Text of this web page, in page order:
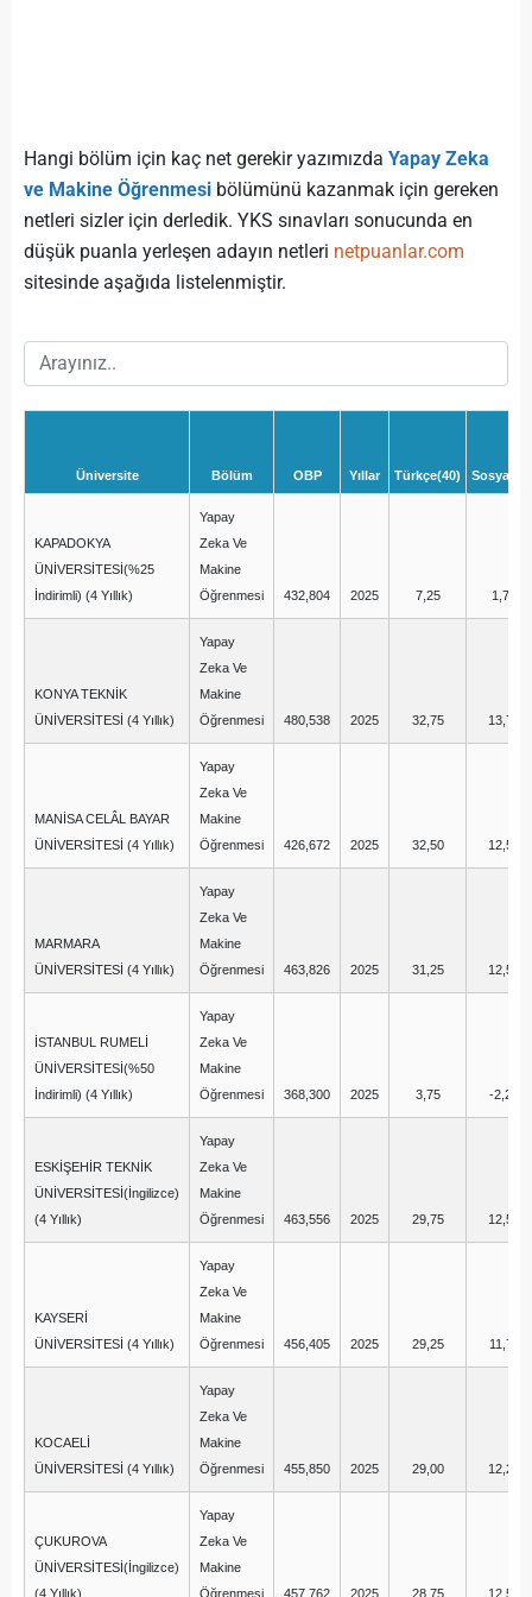
Hangi bölüm için kaç net gerekir yazımızda Yapay Zeka
ve Makine Öğrenmesi bölümünü kazanmak için gereken
netleri sizler için derledik. YKS sınavları sonucunda en
düşük puanla yerleşen adayın netleri netpuanlar.com
sitesinde aşağıda listelenmiştir.
Üniversite Bölüm OBP Yıllar Türkçe(40)
KAPADOKYA
ÜNİVERSİTESİ(%25
İndirimli) (4 Yıllık)
Yapay
Zeka Ve
Makine
Öğrenmesi
432,804 2025 7,25 1,75
KONYA TEKNİK
ÜNİVERSİTESİ (4 Yıllık)
Yapay
Zeka Ve
Makine
Öğrenmesi
480,538 2025 32,75 13,75
MANİSA CELÂL BAYAR
ÜNİVERSİTESİ (4 Yıllık)
Yapay
Zeka Ve
Makine
Öğrenmesi
426,672 2025 32,50 12,50
MARMARA
ÜNİVERSİTESİ (4 Yıllık)
Yapay
Zeka Ve
Makine
Öğrenmesi
463,826 2025 31,25 12,50
İSTANBUL RUMELİ
ÜNİVERSİTESİ(%50
İndirimli) (4 Yıllık)
Yapay
Zeka Ve
Makine
Öğrenmesi
368,300 2025 3,75 -2,25
ESKİŞEHİR TEKNİK
ÜNİVERSİTESİ(İngilizce)
(4 Yıllık)
Yapay
Zeka Ve
Makine
Öğrenmesi
463,556 2025 29,75 12,50
KAYSERİ
ÜNİVERSİTESİ (4 Yıllık)
Yapay
Zeka Ve
Makine
Öğrenmesi
456,405 2025 29,25 11,75
KOCAELİ
ÜNİVERSİTESİ (4 Yıllık)
Yapay
Zeka Ve
Makine
Öğrenmesi
455,850 2025 29,00 12,25
ÇUKUROVA
ÜNİVERSİTESİ(İngilizce)
(4 Yıllık)
Yapay
Zeka Ve
Makine
Öğrenmesi
457,762 2025 28,75 12,50